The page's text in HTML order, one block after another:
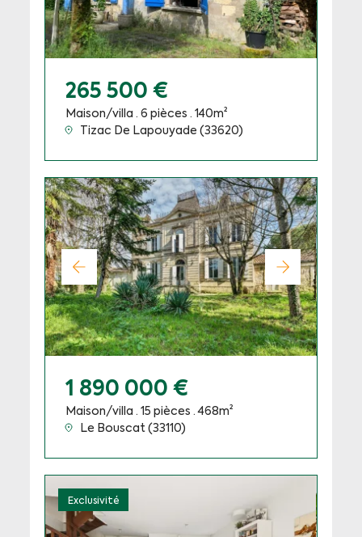
265 500 €
Maison/villa · 6 pièces · 140m²
Tizac De Lapouyade (33620)
1 890 000 €
Maison/villa · 15 pièces · 468m²
Le Bouscat (33110)
Exclusivité